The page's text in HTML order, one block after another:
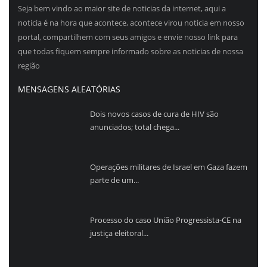
Seja bem vindo ao maior site de noticias da internet, aqui a
noticia é na hora que acontece, acontece virou noticia em nosso
portal, compartilhem com seus amigos e envie nosso link para
que todas fiquem sempre informado sobre as noticias de nossa
região
MENSAGENS ALEATÓRIAS
Dois novos casos de cura de HIV são
anunciados; total chega...
Operações militares de Israel em Gaza fazem
parte de um...
Processo do caso União Progressista-CE na
justiça eleitoral...